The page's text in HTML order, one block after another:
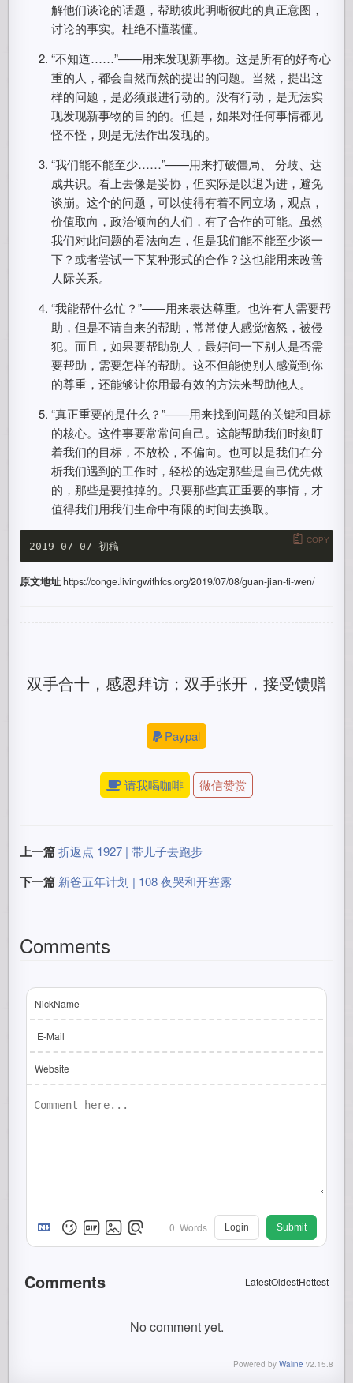
解他们谈论的话题，帮助彼此明晰彼此的真正意图，
讨论的事实。杜绝不懂装懂。
“不知道……”——用来发现新事物。这是所有的好奇心
重的人，都会自然而然的提出的问题。当然，提出这
样的问题，是必须跟进行动的。没有行动，是无法实
现发现新事物的目的的。但是，如果对任何事情都见
怪不怪，则是无法作出发现的。
“我们能不能至少……”——用来打破僵局、 分歧、达
成共识。看上去像是妥协，但实际是以退为进，避免
谈崩。这个的问题，可以使得有着不同立场，观点，
价值取向，政治倾向的人们，有了合作的可能。虽然
我们对此问题的看法向左，但是我们能不能至少谈一
下？或者尝试一下某种形式的合作？这也能用来改善
人际关系。
“我能帮什么忙？”——用来表达尊重。也许有人需要帮
助，但是不请自来的帮助，常常使人感觉恼怒，被侵
犯。而且，如果要帮助别人，最好问一下别人是否需
要帮助，需要怎样的帮助。这不但能使别人感觉到你
的尊重，还能够让你用最有效的方法来帮助他人。
“真正重要的是什么？”——用来找到问题的关键和目标
的核心。这件事要常常问自己。这能帮助我们时刻盯
着我们的目标，不放松，不偏向。也可以是我们在分
析我们遇到的工作时，轻松的选定那些是自己优先做
的，那些是要推掉的。只要那些真正重要的事情，才
值得我们用我们生命中有限的时间去换取。
COPY
原文地址https://conge.livingwithfcs.org/2019/07/08/guan-jian-ti-wen/
双手合十，感恩拜访；双手张开，接受馈赠
Paypal
请我喝咖啡 微信赞赏
上一篇 折返点 1927 | 带儿子去跑步
下一篇 新爸五年计划 | 108 夜哭和开塞露
Comments
NickName
E-Mail
Website
0 Words Login Submit
Comments LatestOldestHottest
No comment yet.
Powered by Waline v2.15.8